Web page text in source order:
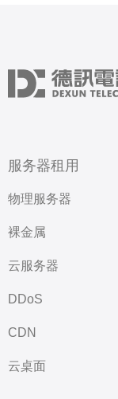
服务器租用
物理服务器
裸金属
云服务器
DDoS
CDN
云桌面